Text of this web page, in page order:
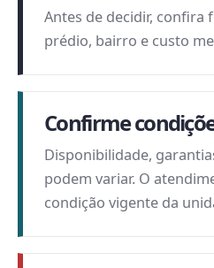
Antes de decidir, confira
prédio, bairro e custo
Confirme
Disponibilidade,
podem variar. O
condição vigente da